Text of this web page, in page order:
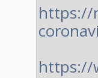
https://
https://